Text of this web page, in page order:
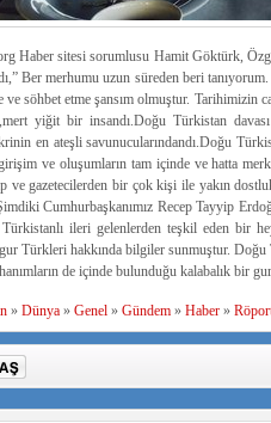
Haber sitesi sorumlusu Hamit Göktürk,
Ber merhumu uzun süreden beri
ve söhbet etme şansım olmuştur. Tarihimizin
yiğit bir insandı.Doğu Türkistan
en ateşli savunucularındandı.Doğu
ve oluşumların tam içinde ve hatta
ve gazetecilerden bir çok kişi ile yakın
Şimdiki Cumhurbaşkanımız Recep Tayyip
ileri gelenlerden teşkil eden bir
Türkleri hakkında bilgiler sunmuştur. Doğu
de içinde bulunduğu kalabalık bir
» Dünya» Genel» Gündem» Haber»